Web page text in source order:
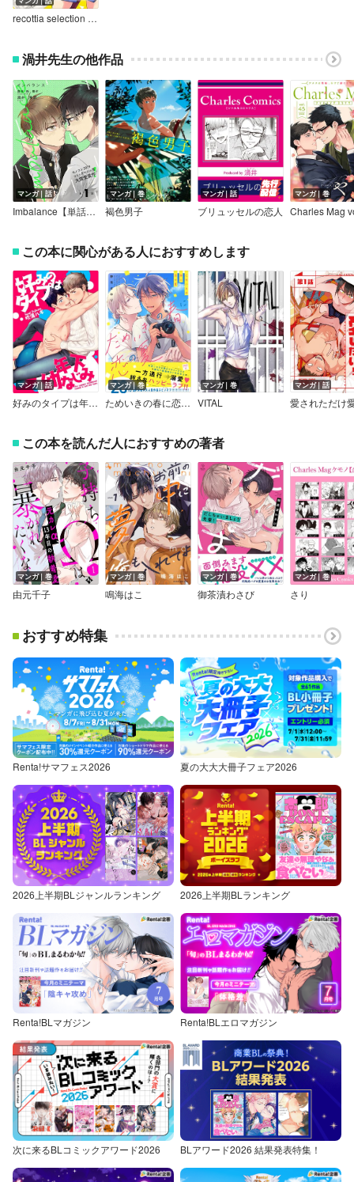
recottia selection 渦井編1
渦井先生の他作品
マンガ｜話
Imbalance【単話版】
マンガ｜巻
褐色男子
マンガ｜話
ブリュッセルの恋人
マンガ｜巻
この本に関心がある人におすすめします
マンガ｜話
好みのタイプは年下幼なじみ
マンガ｜巻
ためいきの春に恋の夏【ペーパー付】【電子限定ペーパー付】
マンガ｜巻
VITAL
マンガ｜話
この本を読んだ人におすすめの著者
マンガ｜巻
由元千子
マンガ｜巻
鳴海はこ
マンガ｜巻
御茶漬わさび
マンガ｜巻
さり
おすすめ特集
Renta!サマフェス2026 夏の大大大冊子フェア2026
2026上半期BLジャンルランキング 2026上半期BLランキング
Renta!BLマガジン Renta!BLエロマガジン
次に来るBLコミックアワード2026 BLアワード2026 結果発表特集！